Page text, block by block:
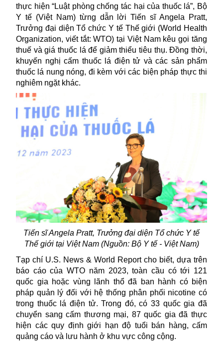
thực hiện “Luật phòng chống tác hại của thuốc lá”, Bộ
Y tế (Việt Nam) từng dẫn lời Tiến sĩ Angela Pratt,
Trưởng đại diện Tổ chức Y tế Thế giới (World Health
Organization, viết tắt: WTO) tại Việt Nam kêu gọi tăng
thuế và giá thuốc lá để giảm thiểu tiêu thụ. Đồng thời,
khuyến nghị cấm thuốc lá điện tử và các sản phẩm
thuốc lá nung nóng, đi kèm với các biện pháp thực thi
nghiêm ngặtkhác.
Tiến sĩ Angela Pratt, Trưởng đại diện Tổ chức Y tế
Thế giới tại Việt Nam (Nguồn: Bộ Y tế - Việt Nam)
Tạp chí U.S. News & World Report cho biết, dựa trên
báo cáo củaWTO năm 2023, toàn cầu có tới 121
quốc gia hoặc vùng lãnh thổ đã ban hành có biện
pháp quản lý đối với hệ thống phân phối nicotine có
trong thuốc lá điện tử. Trong đó, có 33 quốc gia đã
chuyển sang cấm thương mại, 87 quốc gia đã thực
hiện các quy định giới hạn độ tuổi bán hàng, cấm
quảng cáo và lưu hành ở khu vực công cộng.